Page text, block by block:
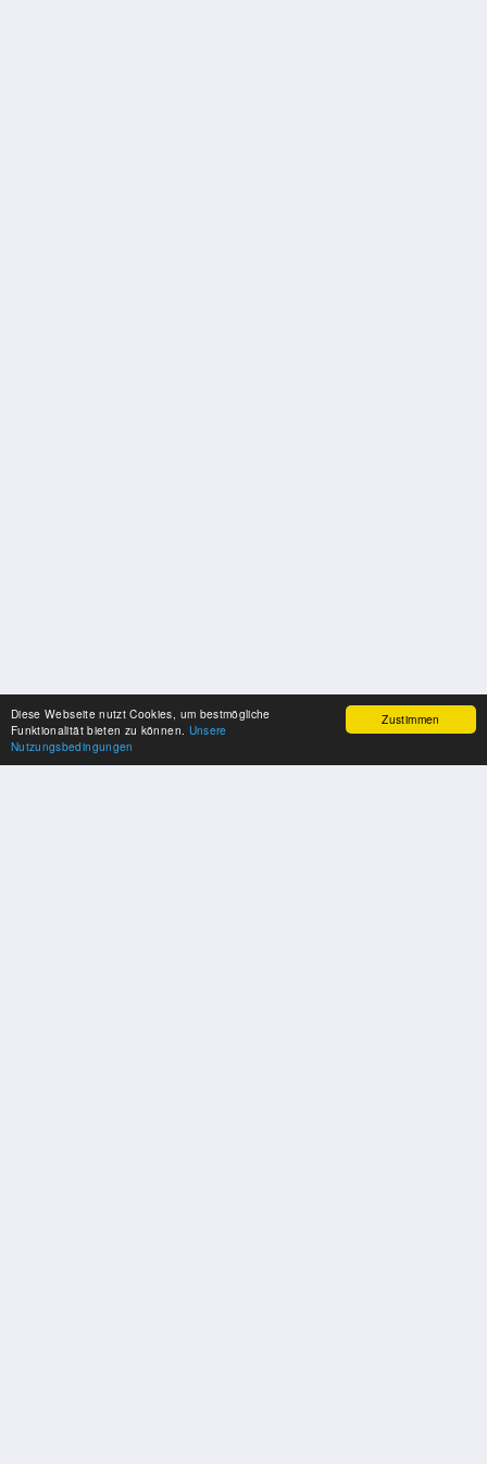
Zustimmen
Diese Webseite nutzt Cookies, um bestmögliche
Funktionalität bieten zu können. Unsere
Nutzungsbedingungen